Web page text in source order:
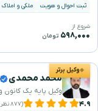
ثبت احوال و هویت ملکی و املاک
شروع از
۵۹۸,۰۰۰ تومان
وکیل برتر
محمد محمدی
وکیل پایه یک کانون
۴.۹ (۸۷۷ نظر)